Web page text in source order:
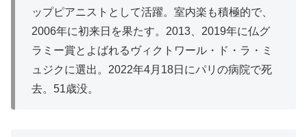
ップピアニストとして活躍。室内楽も積極的で、
2006年に初来日を果たす。2013、2019年に仏グ
ラミー賞とよばれるヴィクトワール・ド・ラ・ミ
ュジクに選出。2022年4月18日にパリの病院で死
去。51歳没。